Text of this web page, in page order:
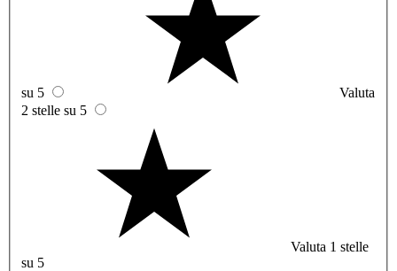
su 5
Valuta
2 stelle su 5
Valuta 1 stelle
su 5